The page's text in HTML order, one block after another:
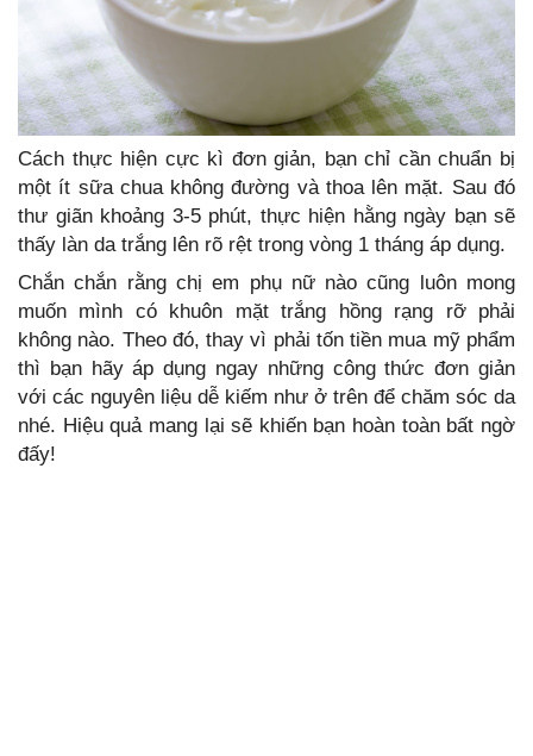
Cách thực hiện cực kì đơn giản, bạn chỉ cần chuẩn bị
một ít sữa chua không đường và thoa lên mặt. Sau đó
thư giãn khoảng 3-5 phút, thực hiện hằng ngày bạn sẽ
thấy làn da trắng lên rõ rệt trong vòng 1 tháng áp dụng.
Chắn chắn rằng chị em phụ nữ nào cũng luôn mong
muốn mình có khuôn mặt trắng hồng rạng rỡ phải
không nào. Theo đó, thay vì phải tốn tiền mua mỹ phẩm
thì bạn hãy áp dụng ngay những công thức đơn giản
với các nguyên liệu dễ kiếm như ở trên để chăm sóc da
nhé. Hiệu quả mang lại sẽ khiến bạn hoàn toàn bất ngờ
đấy!